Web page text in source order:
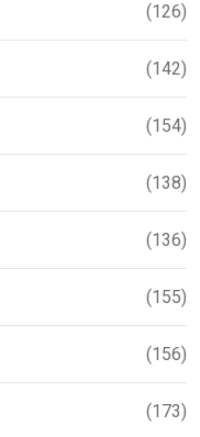
(126)
(142)
(154)
(138)
(136)
(155)
(156)
(173)